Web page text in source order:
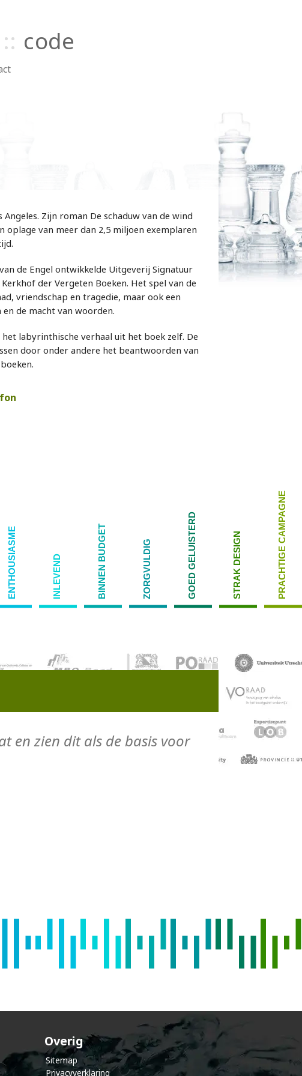
:: code
Zijn roman De schaduw van de wind
van meer dan 2,5 miljoen exemplaren
de Engel ontwikkelde Uitgeverij Signatuur
der Vergeten Boeken. Het spel van de
vriendschap en tragedie, maar ook een
de macht van woorden.
labyrinthische verhaal uit het boek zelf. De
door onder andere het beantwoorden van
ENTHOUSIASME INLEVEND BINNEN BUDGET ZORGVULDIG GOED GELUISTERD STRAK DESIGN PRACHTIGE CAMPAGNE
en zien dit als de basis voor
co m mu
Overig
Sitemap
Privacyverklaring